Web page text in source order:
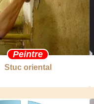
Peintre
Stuc oriental